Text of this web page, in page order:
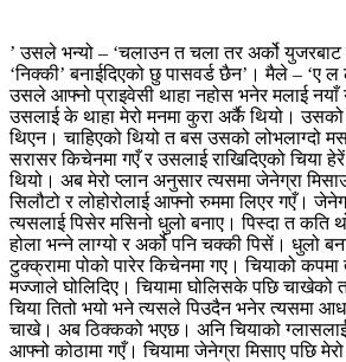
’ उसले भन्यो – ‘चलाउन त चला तर अर्को
‘निक्की’ बनाईदिएको छु पासवर्ड छैन’। मैले – ‘ए
उसले आफ्नो प्राइवेसी थाहा नहोस भनेर मलाई नयाँ
उसलाई के थाहा मेरो मनमा कुरा अर्कै थियो। उसको
थिएन। चाहिएको थियो त बस उसको लोभलाग्दो
सरासर किचेनमा गएँ र उसलाई राखिदिएको चिया
थियो। अब मेरो प्लान अनुसार त्यसमा जेनेग्रा
सिलौटो र लोहोरोलाई आफ्नो रुममा लिएर गएँ।
त्यसलाई पिसेर मसिनो धुलो बनाए। पिस्दा त
होला भन्ने लाग्यो र अर्को पनि चक्की पिसें। धुलो
टुक्क्रामा पोको पारेर किचेनमा गए। चियाको कपमा
मज्जाले घोलिदिए। चियामा घोलिसके पछि चाखेको
चिया तितो भयो भने त्यसले पिउदैन भनेर त्यसमा
चाखे। अब ठिक्कको भएछ। अनि चियाको
आफ्नो कोठामा गएँ। चियामा जेनेग्रा मिसाए पछि